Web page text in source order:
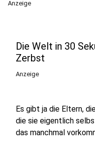
Anzeige
Die Welt in 30
Zerbst
Anzeige
Es gibt ja die Eltern,
die sie eigentlich
das manchmal